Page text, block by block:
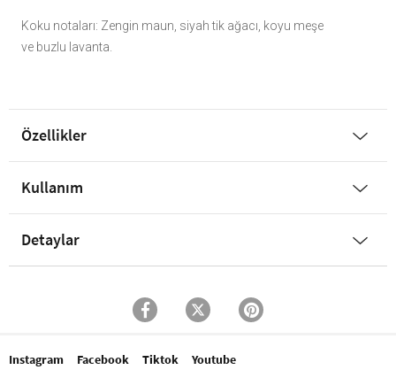
Koku notaları: Zengin maun, siyah tik ağacı, koyu meşe
ve buzlu lavanta.
Özellikler
Kullanım
Detaylar
Instagram Facebook Tiktok Youtube